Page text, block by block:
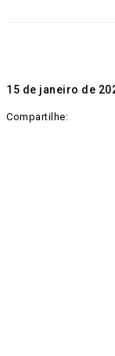
15 de janeiro de
Compartilhe: